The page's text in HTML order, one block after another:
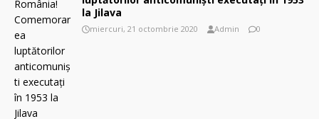
la Jilava
miercuri, 21 octombrie 2020 Admin 0